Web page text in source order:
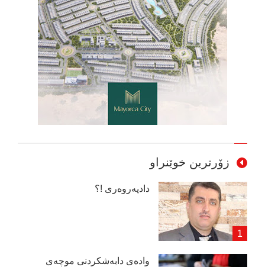
زۆرترین خوێنراو
دادپەروەری !؟
وادەی دابەشكردنی موچەی